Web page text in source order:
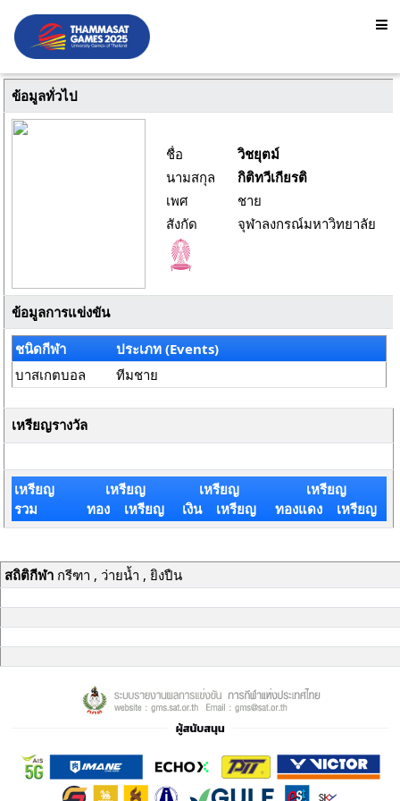
ข้อมูลทั่วไป
ชื่อ
วิชยุตม์
นามสกุล
กิติทวีเกียรติ
เพศ
ชาย
สังกัด
จุฬาลงกรณ์มหาวิทยาลัย
ข้อมูลการแข่งขัน
ชนิดกีฬา
ประเภท (Events)
บาสเกตบอล
ทีมชาย
เหรียญรางวัล
เหรียญ
รวม
เหรียญ
ทอง เหรียญ
เหรียญ
เงิน เหรียญ
เหรียญ
ทองแดง เหรียญ
สถิติกีฬากรีฑา , ว่ายน้ำ , ยิงปืน